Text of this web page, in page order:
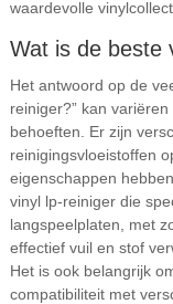
waardevolle
Wat is de beste
Het antwoord op de
reiniger?” kan
behoeften. Er zijn
reinigingsvloeistoffen
eigenschappen
vinyl lp-reiniger die
langspeelplaten, met
effectief vuil en stof
Het is ook belangrijk
compatibiliteit met